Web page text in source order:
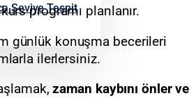
Seviye Tespit
programı planlanır.
günlük konuşma becerileri
ilerlersiniz.
zaman kaybını önler ve